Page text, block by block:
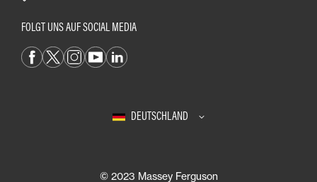
FOLGT UNS AUF SOCIAL MEDIA
DEUTSCHLAND
© 2023 Massey Ferguson